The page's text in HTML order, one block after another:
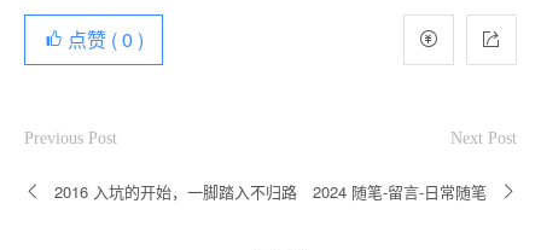
点赞 (0 )
Previous Post
2016 入坑的开始，一脚踏入不归路
Next Post
2024 随笔-留言-日常随笔